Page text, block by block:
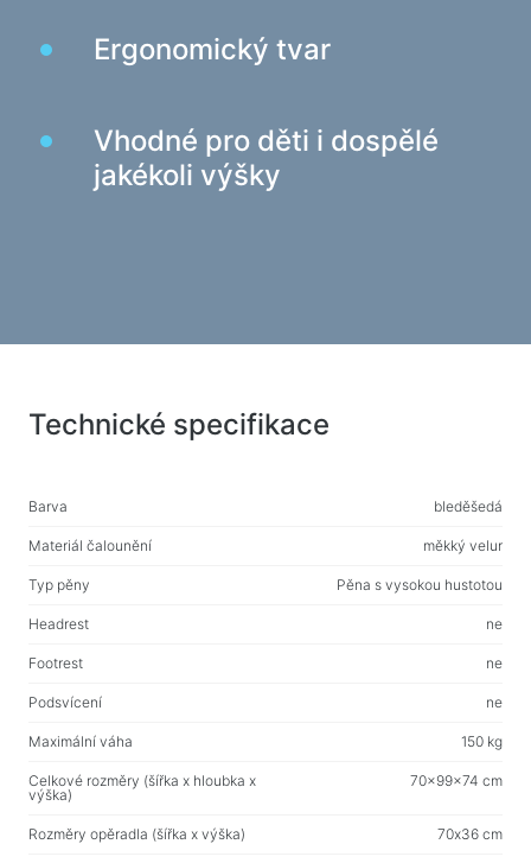
Nabíjecí zařízení v autech
Nabíjecí zařízení siťové
Kabely a adaptéry
Kabely USB
Nabíjecí zařízení v autech
Web-kamery
Web-kamery
Batohy, tašky, držáky, další doplňky
Sportovní tašky
Stojany na notebooky
Tašky a batohy na notebooky
Cestovní batohy
Organizérové tašky
Ergonomický tvar
Vhodné pro děti i dospělé
jakékoli výšky
Technické specifikace
Barva bleděšedá
Materiál čalounění měkký velur
Typ pěny Pěna s vysokou hustotou
Headrest ne
Footrest ne
Podsvícení ne
Maximální váha 150 kg
Celkové rozměry (šířka x hloubka x
výška)
70x99x74 cm
Rozměry opěradla (šířka x výška) 70х36 cm